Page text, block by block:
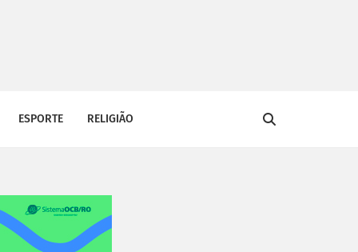
ESPORTE RELIGIÃO